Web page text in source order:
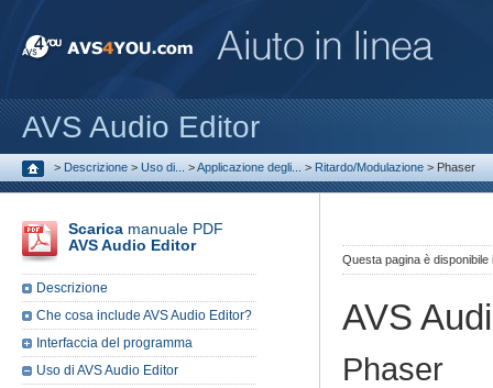
AVS Audio Editor
> Descrizione > Uso di... >Applicazione degli... > Ritardo/Modulazione > Phaser
Questa pagina è
AVS
Phaser
Scarica manuale PDF
AVS Audio Editor
Descrizione
Che cosa include AVS Audio Editor?
Interfaccia del programma
Uso di AVS Audio Editor